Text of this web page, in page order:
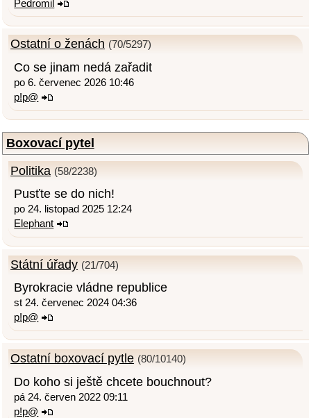
Pedromil
Ostatní o ženách (70/5297)
Co se jinam nedá zařadit
po 6. červenec 2026 10:46
p!p@
Boxovací pytel
Politika (58/2238)
Pusťte se do nich!
po 24. listopad 2025 12:24
Elephant
Státní úřady (21/704)
Byrokracie vládne republice
st 24. červenec 2024 04:36
p!p@
Ostatní boxovací pytle (80/10140)
Do koho si ještě chcete bouchnout?
pá 24. červen 2022 09:11
p!p@